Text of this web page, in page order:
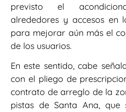
previsto el
alrededores y accesos en
para mejorar aún más el
de los usuarios.
En este sentido, cabe
con el pliego de
contrato de arreglo de la
pistas de Santa Ana,